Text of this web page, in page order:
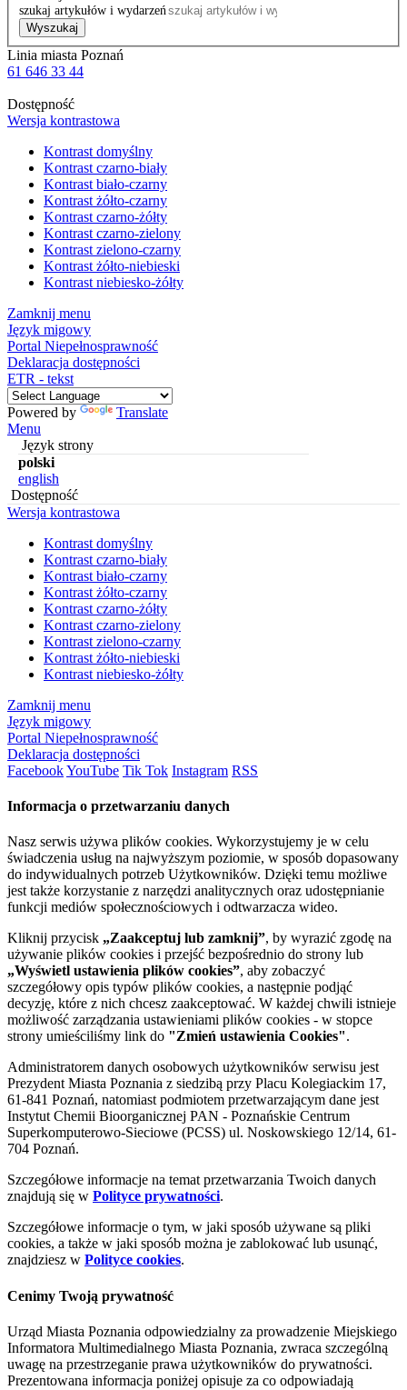
szukaj artykułów i wydarzeń
Wyszukaj
Linia miasta Poznań
61 646 33 44
Dostępność
Wersja kontrastowa
Kontrast domyślny
Kontrast czarno-biały
Kontrast biało-czarny
Kontrast żółto-czarny
Kontrast czarno-żółty
Kontrast czarno-zielony
Kontrast zielono-czarny
Kontrast żółto-niebieski
Kontrast niebiesko-żółty
Zamknij menu
Język migowy
Portal Niepełnosprawność
Deklaracja dostępności
ETR - tekst
Powered by
Translate
Menu
Język strony
polski
english
Dostępność
Wersja kontrastowa
Kontrast domyślny
Kontrast czarno-biały
Kontrast biało-czarny
Kontrast żółto-czarny
Kontrast czarno-żółty
Kontrast czarno-zielony
Kontrast zielono-czarny
Kontrast żółto-niebieski
Kontrast niebiesko-żółty
Zamknij menu
Język migowy
Portal Niepełnosprawność
Deklaracja dostępności
FacebookYouTube Tik Tok Instagram RSS
Informacja o przetwarzaniu danych
Nasz serwis używa plików cookies. Wykorzystujemy je w celu
świadczenia usług na najwyższym poziomie, w sposób dopasowany
do indywidualnych potrzeb Użytkowników. Dzięki temu możliwe
jest także korzystanie z narzędzi analitycznych oraz udostępnianie
funkcji mediów społecznościowych i odtwarzacza wideo.
Kliknij przycisk „Zaakceptuj lub zamknij”, by wyrazić zgodę na
używanie plików cookies i przejść bezpośrednio do strony lub
„Wyświetl ustawienia plików cookies”, aby zobaczyć
szczegółowy opis typów plików cookies, a następnie podjąć
decyzję, które z nich chcesz zaakceptować. W każdej chwili istnieje
możliwość zarządzania ustawieniami plików cookies - w stopce
strony umieściliśmy link do "Zmień ustawienia Cookies".
Administratorem danych osobowych użytkowników serwisu jest
Prezydent Miasta Poznania z siedzibą przy Placu Kolegiackim 17,
61-841 Poznań, natomiast podmiotem przetwarzającym dane jest
Instytut Chemii Bioorganicznej PAN - Poznańskie Centrum
Superkomputerowo-Sieciowe (PCSS) ul. Noskowskiego 12/14, 61-
704 Poznań.
Szczegółowe informacje na temat przetwarzania Twoich danych
znajdują się w Polityce prywatności.
Szczegółowe informacje o tym, w jaki sposób używane są pliki
cookies, a także w jaki sposób można je zablokować lub usunąć,
znajdziesz w Polityce cookies.
Cenimy Twoją prywatność
Urząd Miasta Poznania odpowiedzialny za prowadzenie Miejskiego
Informatora Multimedialnego Miasta Poznania, zwraca szczególną
uwagę na przestrzeganie prawa użytkowników do prywatności.
Prezentowana informacja poniżej opisuje za co odpowiadają